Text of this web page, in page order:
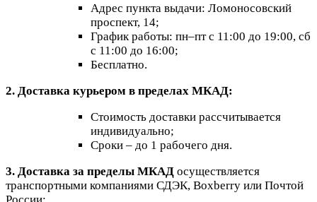
Адрес пункта выдачи: Ломоносовский
проспект, 14;
График работы: пн–пт с 11:00 до 19:00, сб
с 11:00 до 16:00;
Бесплатно.
2. Доставка курьером в пределах МКАД:
Стоимость доставки рассчитывается
индивидуально;
Сроки – до 1 рабочего дня.
3. Доставка за пределы МКАД осуществляется
транспортными компаниями СДЭК, Boxberry или Почтой
России: